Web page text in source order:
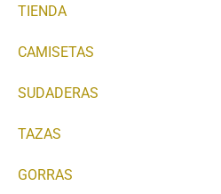
TIENDA
CAMISETAS
SUDADERAS
TAZAS
GORRAS